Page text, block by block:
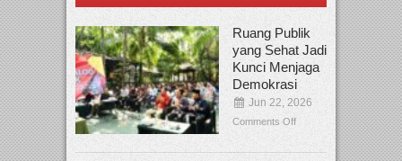
Ruang Publik
yang Sehat Jadi
Kunci Menjaga
Demokrasi
Jun 22, 2026
Comments Off